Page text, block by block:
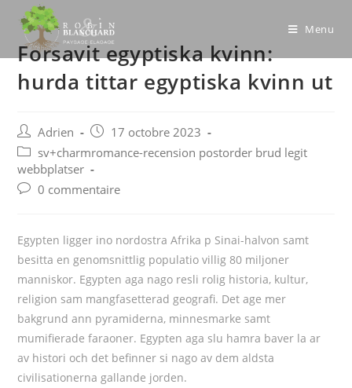
content
Menu
Forsavit egyptiska kvinn:
hurda tittar egyptiska kvinn ut
Post
author:
Adrien
Post
published:
17 octobre 2023
Post
category:
sv+charmromance-recension postorder brud legit
webbplatser
Post0 commentaire
Egypten ligger ino nordostra Afrika p Sinai-halvon samt
besitta en genomsnittlig populatio villig 80 miljoner
manniskor. Egypten aga nago resli rolig historia, kultur,
religion sam mangfasetterad geografi. Det age mer
bakgrund ann pyramiderna, minnesmarke samt
mumifierade faraoner. Egypten aga slu hamra baver la ar
av histori och det befinner si nago av dem aldsta
civilisationerna gallande jorden.